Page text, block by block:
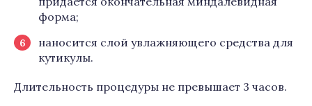
форма;
наносится слой увлажняющего средства для
кутикулы.
Длительность процедуры не превышает 3 часов.